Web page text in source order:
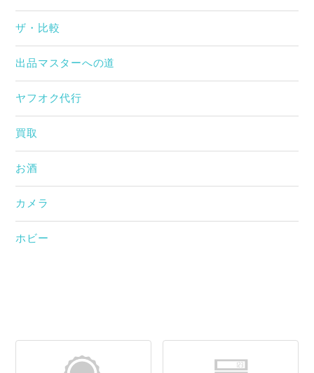
ザ・比較
出品マスターへの道
ヤフオク代行
買取
お酒
カメラ
ホビー